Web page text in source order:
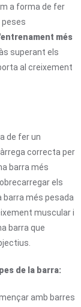
a forma de fer
peses
més
superant els
al creixement
de fer un
correcta per
barra més
els
barra més pesada
muscular i
barra que
de la barra:
amb barres